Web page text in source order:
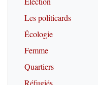
Les politicards
Écologie
Femme
Quartiers
Réfugiés